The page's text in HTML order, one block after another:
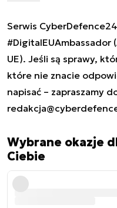
Serwis
#DigitalEUAmbassador
UE). Jeśli są sprawy,
które nie znacie
napisać – zapraszamy
Wybrane okazje
Ciebie